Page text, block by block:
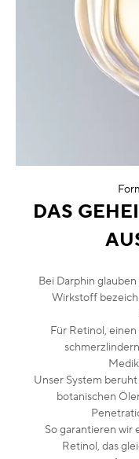
DAS
Bei Darphin
Wirkstoff
Für Retinol,
Unser System
botanischen
So garantieren wir
Retinol, das